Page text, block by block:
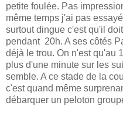
petite foulée. Pas
même temps j'ai pas
surtout dingue c'est qu'il
pendant 20h. A ses côtés
déjà le trou. On n'est qu'au
plus d'une minute sur les
semble. A ce stade de la
c'est quand même
débarquer un peloton